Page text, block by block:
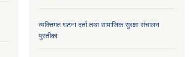
व्यक्तिगत घटना दर्ता तथा सामाजिक सुरक्षा संचालन
पुस्तीका